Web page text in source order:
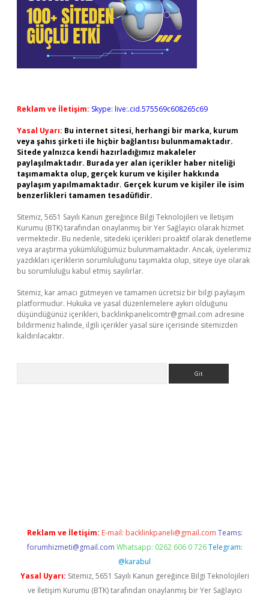
Reklam ve İletişim: Skype: live:.cid.575569c608265c69
Yasal Uyarı: Bu internet sitesi, herhangi bir marka, kurum
veya şahıs şirketi ile hiçbir bağlantısı bulunmamaktadır.
Sitede yalnızca kendi hazırladığımız makaleler
paylaşılmaktadır. Burada yer alan içerikler haber niteliği
taşımamakta olup, gerçek kurum ve kişiler hakkında
paylaşım yapılmamaktadır. Gerçek kurum ve kişiler ile isim
benzerlikleri tamamen tesadüfidir.
Sitemiz, 5651 Sayılı Kanun gereğince Bilgi Teknolojileri ve İletişim
Kurumu (BTK) tarafından onaylanmış bir Yer Sağlayıcı olarak hizmet
vermektedir. Bu nedenle, sitedeki içerikleri proaktif olarak denetleme
veya araştırma yükümlülüğümüz bulunmamaktadır. Ancak, üyelerimiz
yazdıkları içeriklerin sorumluluğunu taşımakta olup, siteye üye olarak
bu sorumluluğu kabul etmiş sayılırlar.
Sitemiz, kar amacı gütmeyen ve tamamen ücretsiz bir bilgi paylaşım
platformudur. Hukuka ve yasal düzenlemelere aykırı olduğunu
düşündüğünüz içerikleri, backlinkpanelicomtr@gmail.com adresine
bildirmeniz halinde, ilgili içerikler yasal süre içerisinde sitemizden
kaldırılacaktır.
Reklam ve İletişim: E-mail: backlinkpaneli@gmail.com Teams:
forumhizmeti@gmail.com Whatsapp: 0262 606 0 726 Telegram:
@karabul
Yasal Uyarı: Sitemiz, 5651 Sayılı Kanun gereğince Bilgi Teknolojileri
ve İletişim Kurumu (BTK) tarafından onaylanmış bir Yer Sağlayıcı